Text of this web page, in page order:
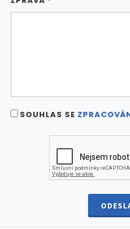
SOUHLAS SE